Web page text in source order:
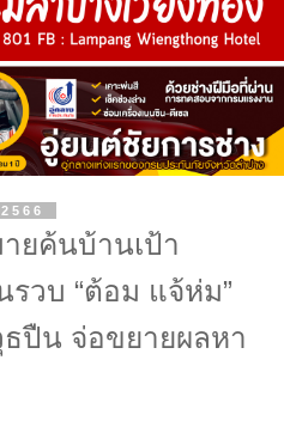
ยค้นบ้านเป้า
วบ “ต้อม แจ้ห่ม”
ปืน จ่อขยายผลหา